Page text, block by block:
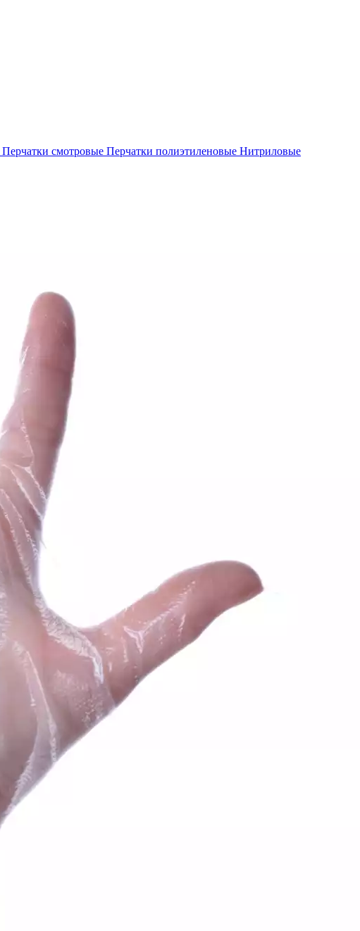
Перчатки смотровые Перчатки полиэтиленовые Нитриловые